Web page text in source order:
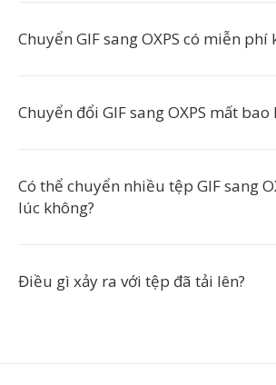
Chuyển GIF sang OXPS có miễn phí
Chuyển đổi GIF sang OXPS mất bao
Có thể chuyển nhiều tệp GIF sang
lúc không?
Điều gì xảy ra với tệp đã tải lên?